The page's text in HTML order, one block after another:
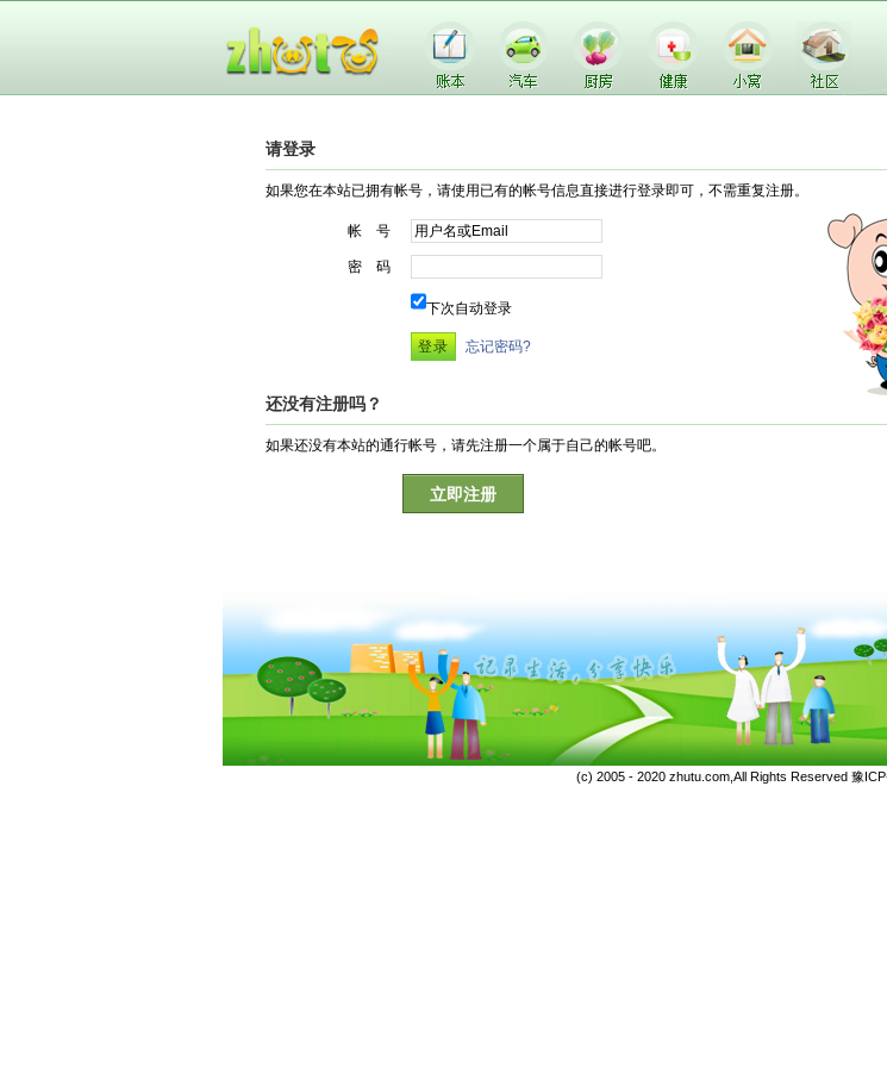
请登录
如果您在本站已拥有帐号，请使用已有的帐号信息直接进行登录即可，不需重复注册。
帐 号
密 码
下次自动登录
忘记密码?
还没有注册吗？
如果还没有本站的通行帐号，请先注册一个属于自己的帐号吧。
立即注册
(c) 2005 - 2020 zhutu.com,All Rights Reserved 豫